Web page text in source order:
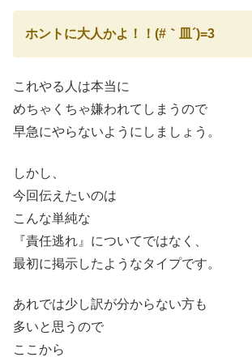
ホントに大人かよ！！(#｀皿´)=3
これやる人は本当に
めちゃくちゃ嫌われてしまうので
早急にやらないようにしましょう。
しかし、
今回伝えたいのは
こんな単純な
『責任逃れ』についてではなく、
最初に掲示したようなタイプです。
あれでは少し訳が分からない方も
多いと思うので
ここから